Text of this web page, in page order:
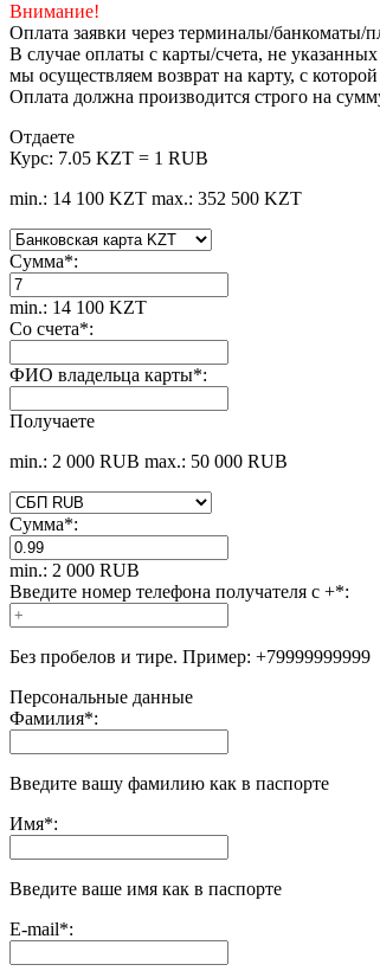
Внимание!
Оплата заявки через терминалы/
В случае оплаты с карты/счета, не
мы осуществляем возврат на карту, с
Оплата должна производится строго на
Отдаете
Курс: 7.05 KZT = 1 RUB
min.: 14 100 KZT max.: 352 500 KZT
Сумма*:
min.: 14 100 KZT
Со счета*:
ФИО владельца карты*:
Получаете
min.: 2 000 RUB max.: 50 000 RUB
Сумма*:
min.: 2 000 RUB
Введите номер телефона получателя с +*:
Без пробелов и тире. Пример: +79999999999
Персональные данные
Фамилия*:
Введите вашу фамилию как в паспорте
Имя*:
Введите ваше имя как в паспорте
E-mail*: